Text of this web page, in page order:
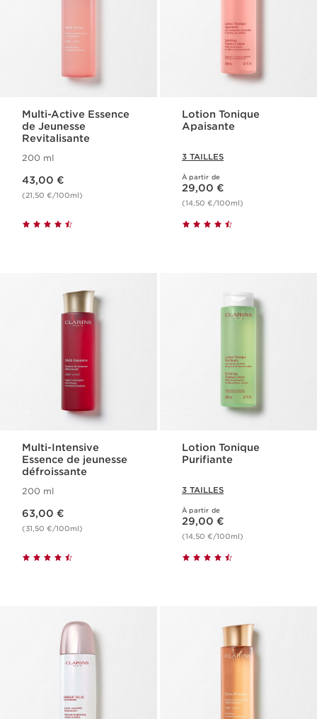
Multi-Active Essence
de Jeunesse
Revitalisante
200 ml
43,00 €
(21,50 €/100ml)
Lotion Tonique
Apaisante
3 TAILLES
À partir de
Nouveau prix 29,00 €
29,00 €
(14,50 €/100ml)
Multi-Intensive
Essence de jeunesse
défroissante
200 ml
63,00 €
(31,50 €/100ml)
Lotion Tonique
Purifiante
3 TAILLES
À partir de
Nouveau prix 29,00 €
29,00 €
(14,50 €/100ml)